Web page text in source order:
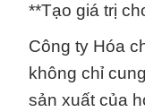
**Tạo giá trị
Công ty Hóa
không chỉ
sản xuất của